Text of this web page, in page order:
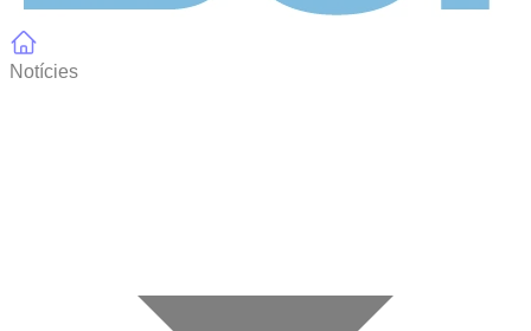
Notícies